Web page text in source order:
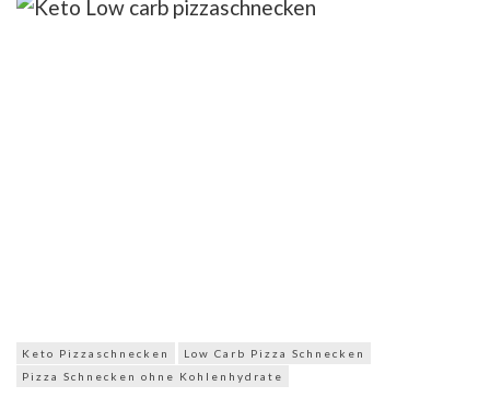
Keto Pizzaschnecken
Low Carb Pizza Schnecken
Pizza Schnecken ohne Kohlenhydrate